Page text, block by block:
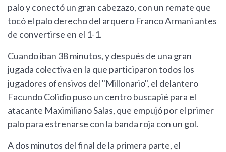
palo y conectó un gran cabezazo, con un remate que
tocó el palo derecho del arquero Franco Armani antes
de convertirse en el 1-1.
Cuando iban 38 minutos, y después de una gran
jugada colectiva en la que participaron todos los
jugadores ofensivos del "Millonario", el delantero
Facundo Colidio puso un centro buscapié para el
atacante Maximiliano Salas, que empujó por el primer
palo para estrenarse con la banda roja con un gol.
A dos minutos del final de la primera parte, el